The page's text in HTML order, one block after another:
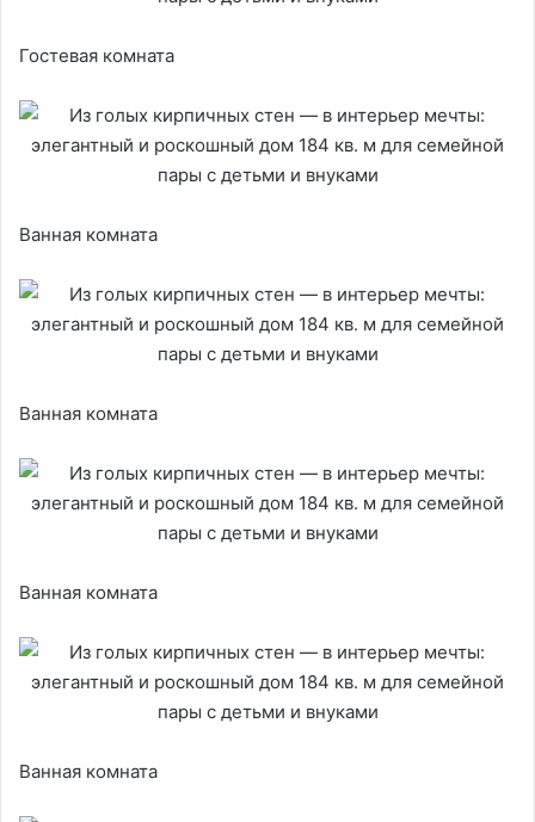
Гостевая комната
Ванная комната
Ванная комната
Ванная комната
Ванная комната